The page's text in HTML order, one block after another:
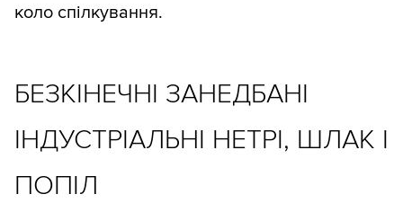
коло спілкування.
БЕЗКІНЕЧНІ ЗАНЕДБАНІ
ІНДУСТРІАЛЬНІ НЕТРІ, ШЛАК І
ПОПІЛ